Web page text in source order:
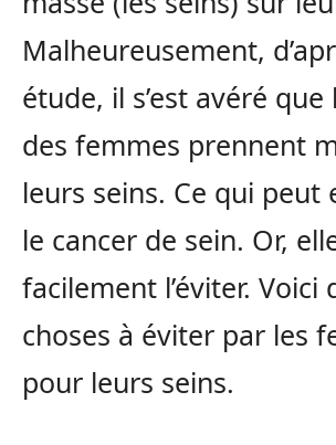
Malheureusement,
étude, il s’est avéré
des femmes prennent
leurs seins. Ce qui peut
le cancer de sein. Or,
facilement l’éviter. Voici
choses à éviter par les
pour leurs seins.